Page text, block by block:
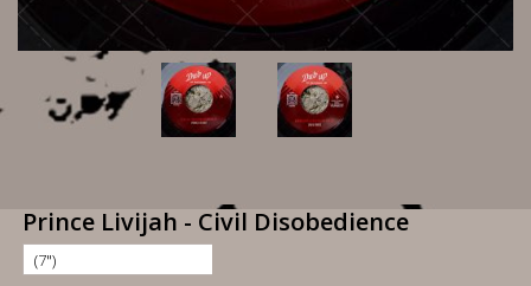
Prince Livijah - Civil Disobedience